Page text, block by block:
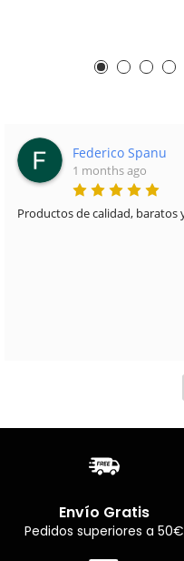
Federico Spanu
1 months ago
Productos de calidad, baratos
Envío Gratis
Pedidos superiores a 50€